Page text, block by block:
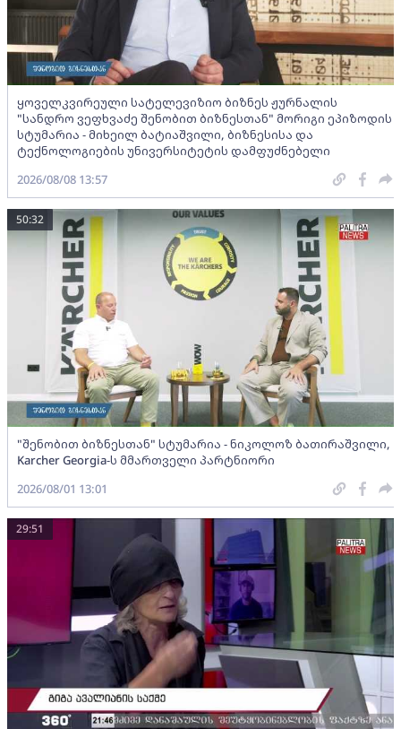
ყოველკვირეული სატელევიზიო ბიზნეს ჟურნალის
"სანდრო ვეფხვაძე შენობით ბიზნესთან" მორიგი ეპიზოდის
სტუმარია - მიხეილ ბატიაშვილი, ბიზნესისა და
ტექნოლოგიების უნივერსიტეტის დამფუძნებელი
2026/08/08 13:57
"შენობით ბიზნესთან" სტუმარია - ნიკოლოზ ბათირაშვილი,
Karcher Georgia-ს მმართველი პარტნიორი
50:32
2026/08/01 13:01
29:51